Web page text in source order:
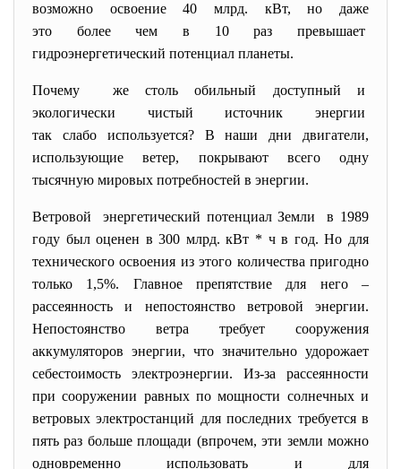
возможно освоение 40 млрд. кВт, но даже
это более чем в 10 раз превышает
гидроэнергетический потенциал планеты.
Почему же столь обильный доступный и
экологически чистый источник энергии
так слабо используется? В наши дни двигатели,
использующие ветер, покрывают всего одну
тысячную мировых потребностей в энергии.
Ветровой энергетический потенциал Земли в 1989
году был оценен в 300 млрд. кВт * ч в год. Но для
технического освоения из этого количества пригодно
только 1,5%. Главное препятствие для него –
рассеянность и непостоянство ветровой энергии.
Непостоянство ветра требует сооружения
аккумуляторов энергии, что значительно удорожает
себестоимость электроэнергии. Из-за рассеянности
при сооружении равных по мощности солнечных и
ветровых электростанций для последних требуется в
пять раз больше площади (впрочем, эти земли можно
одновременно использовать и для